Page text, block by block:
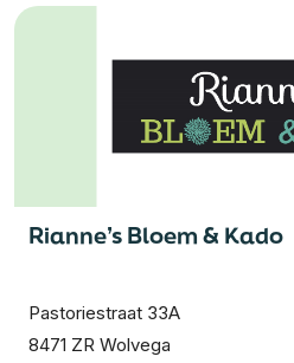
Rianne’s Bloem & Kado
Pastoriestraat 33A
8471 ZR Wolvega